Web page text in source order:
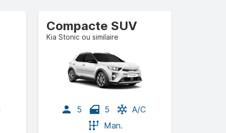
Compacte SUV
Kia Stonic ou similaire
5 5
A/C
Man.